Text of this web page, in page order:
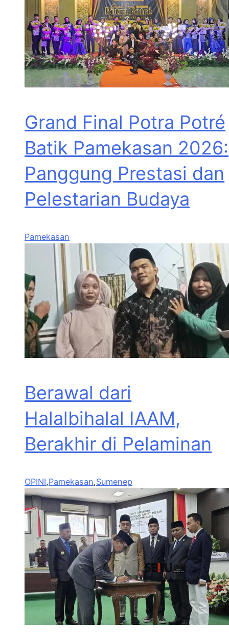
Grand Final Potra Potré
Batik Pamekasan 2026:
Panggung Prestasi dan
Pelestarian Budaya
Pamekasan
Berawal dari
Halalbihalal IAAM,
Berakhir di Pelaminan
OPINI,Pamekasan,Sumenep